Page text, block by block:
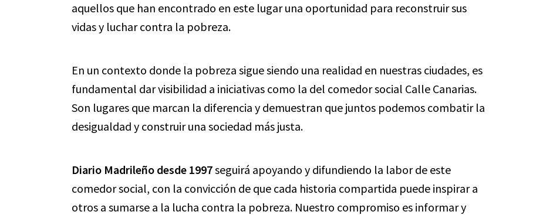
aquellos que han encontrado en este lugar una oportunidad para reconstruir sus
vidas y luchar contra la pobreza.
En un contexto donde la pobreza sigue siendo una realidad en nuestras ciudades, es
fundamental dar visibilidad a iniciativas como la del comedor social Calle Canarias.
Son lugares que marcan la diferencia y demuestran que juntos podemos combatir la
desigualdad y construir una sociedad más justa.
Diario Madrileño desde 1997seguirá apoyando y difundiendo la labor de este
comedor social, con la convicción de que cada historia compartida puede inspirar a
otros a sumarse a la lucha contra la pobreza. Nuestro compromiso es informar y